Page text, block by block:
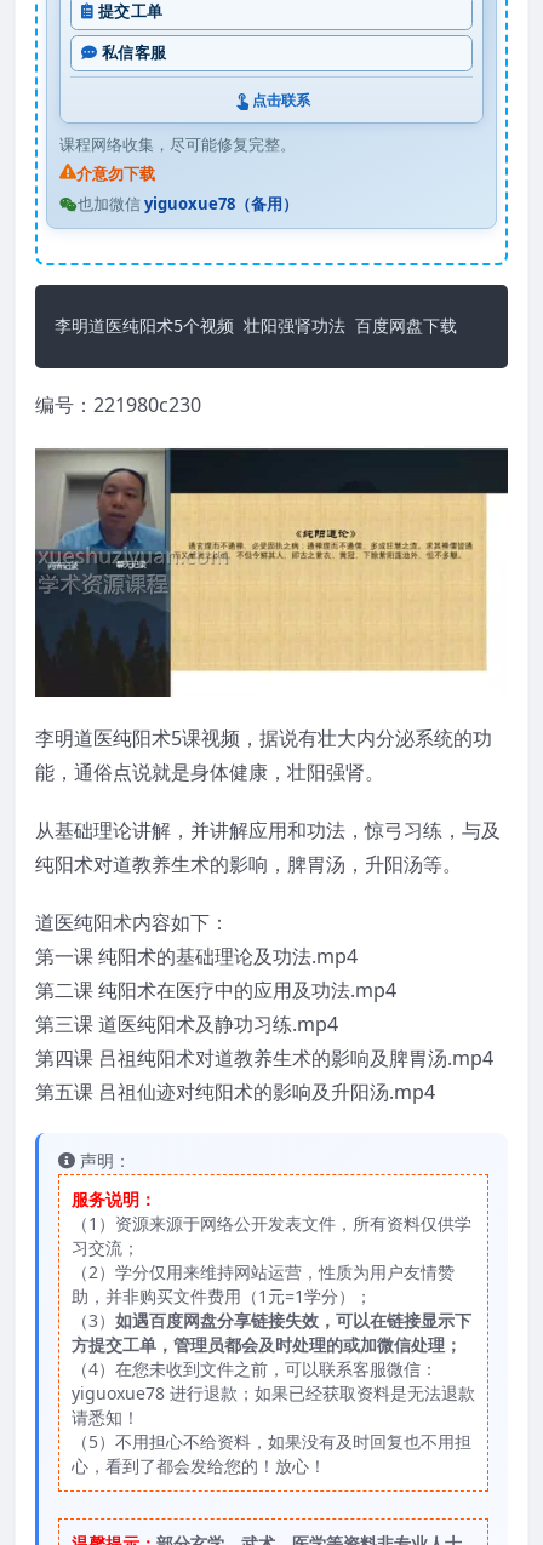
提交工单
私信客服
点击联系
课程网络收集，尽可能修复完整。
介意勿下载
也加微信yiguoxue78（备用）
李明道医纯阳术5个视频 壮阳强肾功法 百度网盘下载
编号：221980c230
李明道医纯阳术5课视频，据说有壮大内分泌系统的功
能，通俗点说就是身体健康，壮阳强肾。
从基础理论讲解，并讲解应用和功法，惊弓习练，与及
纯阳术对道教养生术的影响，脾胃汤，升阳汤等。
道医纯阳术内容如下：
第一课 纯阳术的基础理论及功法.mp4
第二课 纯阳术在医疗中的应用及功法.mp4
第三课 道医纯阳术及静功习练.mp4
第四课 吕祖纯阳术对道教养生术的影响及脾胃汤.mp4
第五课 吕祖仙迹对纯阳术的影响及升阳汤.mp4
声明：
服务说明：
（1）资源来源于网络公开发表文件，所有资料仅供学
习交流；
（2）学分仅用来维持网站运营，性质为用户友情赞
助，并非购买文件费用（1元=1学分）；
（3） 如遇百度网盘分享链接失效，可以在链接显示下
方提交工单，管理员都会及时处理的或加微信处理；
（4）在您未收到文件之前，可以联系客服微信：
yiguoxue78 进行退款；如果已经获取资料是无法退款
请悉知！
（5）不用担心不给资料，如果没有及时回复也不用担
心，看到了都会发给您的！放心！